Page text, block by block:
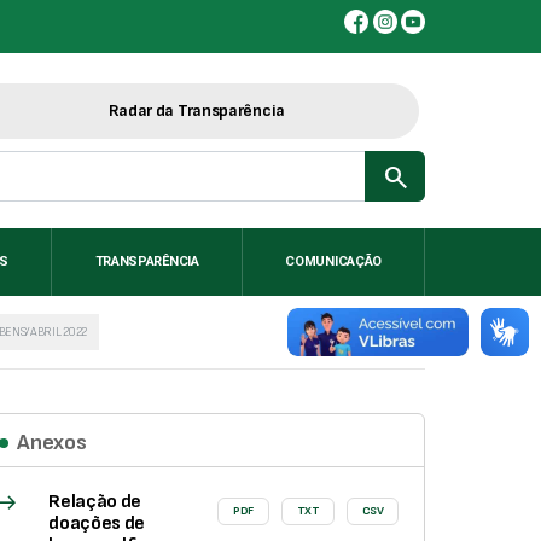
Radar da Transparência
search
TRANSPARÊNCIA COMUNICAÇÃO
ABRIL 2022
Anexos
Relação de
doações de
PDF TXT CSV